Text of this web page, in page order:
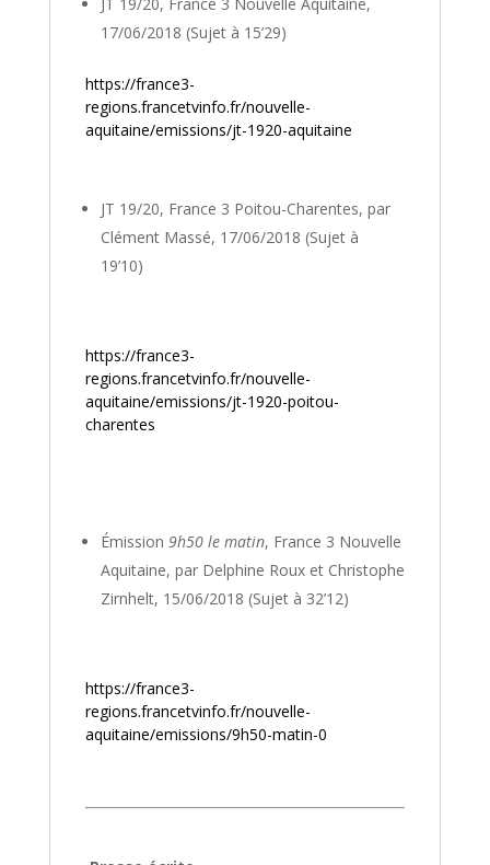
17/06/2018 (Sujet à 15’29)
https://france3-
regions.francetvinfo.fr/nouvelle-
aquitaine/emissions/jt-1920-aquitaine
JT 19/20, France 3 Poitou-Charentes, par
Clément Massé, 17/06/2018 (Sujet à
19’10)
https://france3-
regions.francetvinfo.fr/nouvelle-
aquitaine/emissions/jt-1920-poitou-
charentes
Émission 9h50 le matin, France 3 Nouvelle
Aquitaine, par Delphine Roux et Christophe
Zirnhelt, 15/06/2018 (Sujet à 32’12)
https://france3-
regions.francetvinfo.fr/nouvelle-
aquitaine/emissions/9h50-matin-0